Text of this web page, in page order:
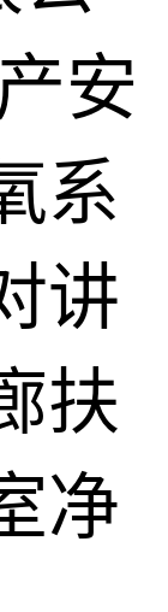
安
系
讲
扶
净